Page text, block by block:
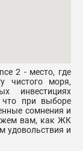
2 - место, где
чистого моря,
инвестициях
что при выборе
сомнения и
вам, как ЖК
удовольствия и